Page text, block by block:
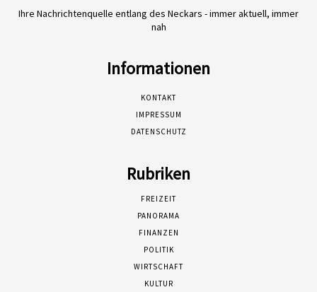
Ihre Nachrichtenquelle entlang des Neckars - immer aktuell, immer
nah
Informationen
KONTAKT
IMPRESSUM
DATENSCHUTZ
Rubriken
FREIZEIT
PANORAMA
FINANZEN
POLITIK
WIRTSCHAFT
KULTUR